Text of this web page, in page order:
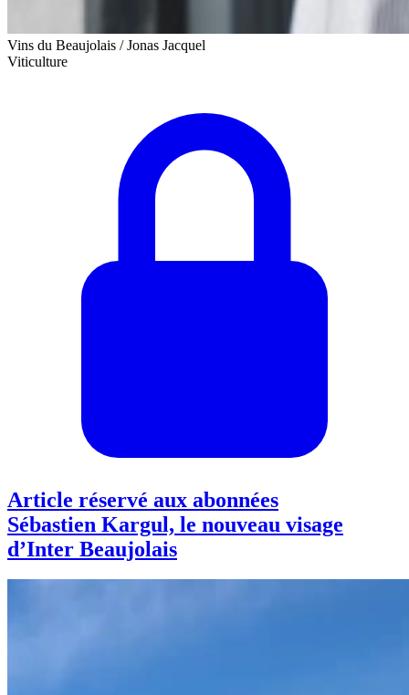
Vins du Beaujolais / Jonas Jacquel
Viticulture
Article réservé aux abonnées
Sébastien Kargul, le nouveau visage
d’Inter Beaujolais